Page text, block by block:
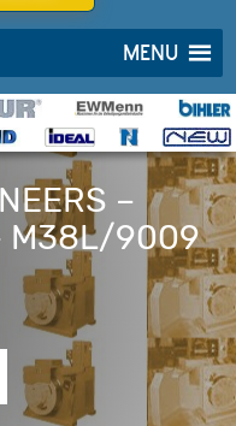
MENU
–
M38L/9009